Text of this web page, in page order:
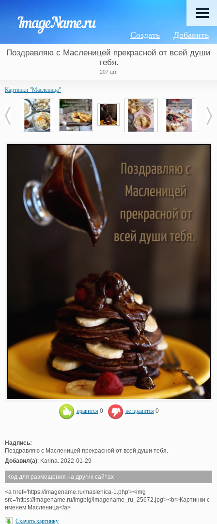
Добавить
Создать
Поздравляю с Масленицей прекрасной от всей души
тебя.
207 шт.
Картинки "Масленица"
нравится 0 не нравится 0
Надпись:
Поздравляю с Масленицей прекрасной от всей души тебя.
Добавил(а): Karina. 2022-01-29
Код для размещения на других сайтах
<a href='https://imagename.ru/maslenica-1.php'><img
src='https://imagename.ru/imgbig/imagename_ru_25672.jpg'><br>Картинки с
именем Масленица</a>
Скачать картинку